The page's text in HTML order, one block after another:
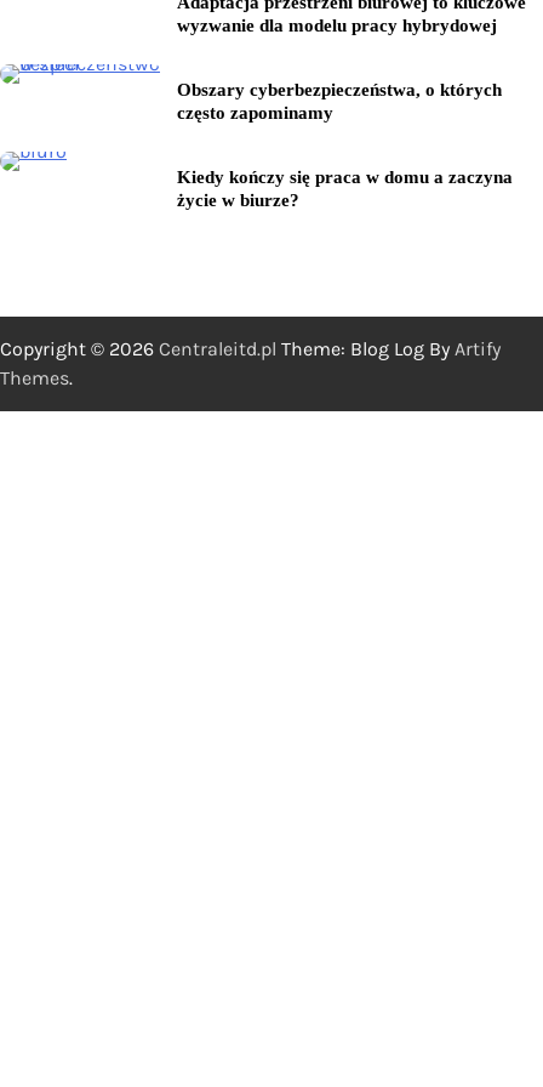
wyzwanie dla modelu pracy hybrydowej
Obszary cyberbezpieczeństwa, o których
często zapominamy
Kiedy kończy się praca w domu a zaczyna
życie w biurze?
Copyright © 2026 Centraleitd.pl Theme: Blog Log By Artify
Themes.